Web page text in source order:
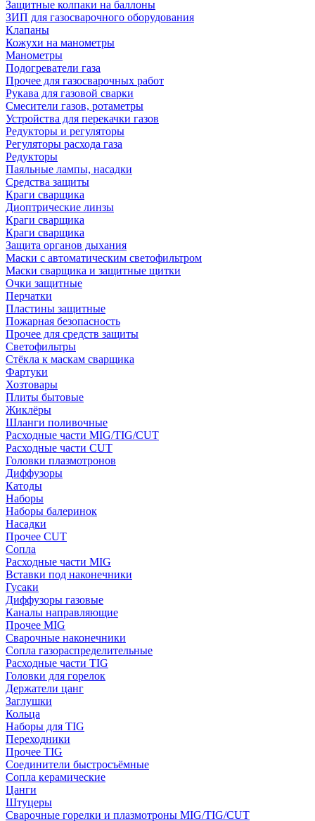
Защитные колпаки на баллоны
ЗИП для газосварочного оборудования
Клапаны
Кожухи на манометры
Манометры
Подогреватели газа
Прочее для газосварочных работ
Рукава для газовой сварки
Смесители газов, ротаметры
Устройства для перекачки газов
Редукторы и регуляторы
Регуляторы расхода газа
Редукторы
Паяльные лампы, насадки
Средства защиты
Краги сварщика
Диоптрические линзы
Краги сварщика
Краги сварщика
Защита органов дыхания
Маски с автоматическим светофильтром
Маски сварщика и защитные щитки
Очки защитные
Перчатки
Пластины защитные
Пожарная безопасность
Прочее для средств защиты
Светофильтры
Стёкла к маскам сварщика
Фартуки
Хозтовары
Плиты бытовые
Жиклёры
Шланги поливочные
Расходные части MIG/TIG/CUT
Расходные части CUT
Головки плазмотронов
Диффузоры
Катоды
Наборы
Наборы балеринок
Насадки
Прочее CUT
Сопла
Расходные части MIG
Вставки под наконечники
Гусаки
Диффузоры газовые
Каналы направляющие
Прочее MIG
Сварочные наконечники
Сопла газораспределительные
Расходные части TIG
Головки для горелок
Держатели цанг
Заглушки
Кольца
Наборы для TIG
Переходники
Прочее TIG
Соединители быстросъёмные
Сопла керамические
Цанги
Штуцеры
Сварочные горелки и плазмотроны MIG/TIG/CUT